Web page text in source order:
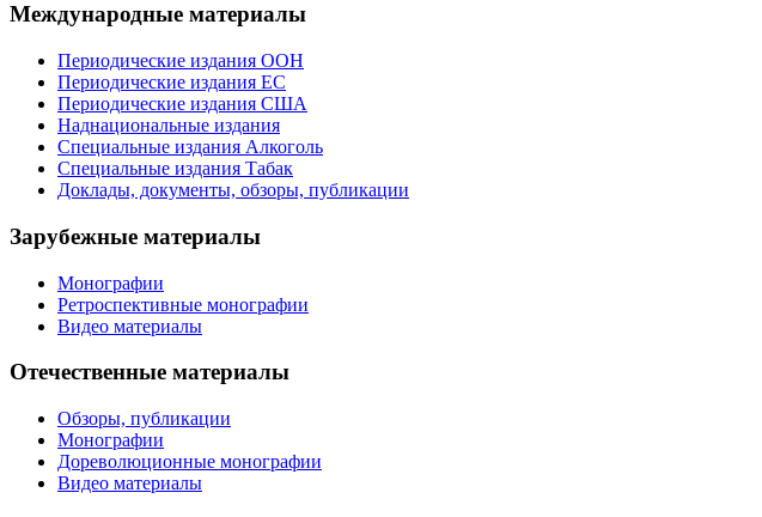
Международные материалы
Периодические издания ООН
Периодические издания ЕС
Периодические издания США
Наднациональные издания
Специальные издания Алкоголь
Специальные издания Табак
Доклады, документы, обзоры, публикации
Зарубежные материалы
Монографии
Ретроспективные монографии
Видео материалы
Отечественные материалы
Обзоры, публикации
Монографии
Дореволюционные монографии
Видео материалы